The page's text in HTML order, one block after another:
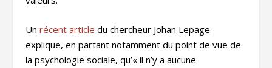
Unrécent article du chercheur Johan Lepage
explique, en partant notamment du point de vue de
la psychologie sociale, qu’« il n’y a aucune